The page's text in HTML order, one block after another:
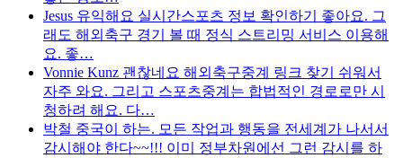
Jesus 유익해요 실시간스포츠 정보 확인하기 좋아요. 그
래도 해외축구 경기 볼 때 정식 스트리밍 서비스 이용해
요. 좋…
Vonnie Kunz 괜찮네요 해외축구중계 링크 찾기 쉬워서
자주 와요. 그리고 스포츠중계는 합법적인 경로로만 시
청하려 해요. 다…
박철 중국이 하는. 모든 작업과 행동을 전세계가 나서서
감시해야 한다~~!!! 이미 정부차원에선 그런 감시를 하